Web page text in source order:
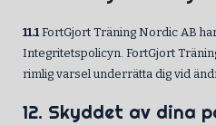
11.1FortGjort Träning Nordic AB
Integritetspolicyn. FortGjort
rimlig varsel underrätta dig vid
12. Skyddet av dina